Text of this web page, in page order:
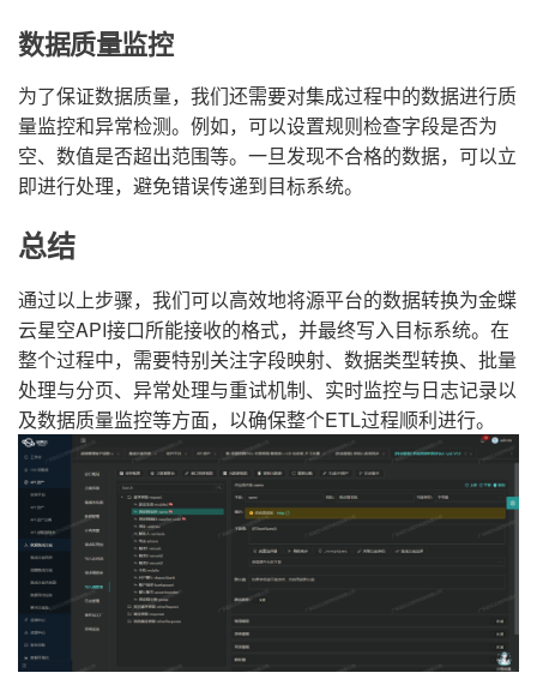
数据质量监控
为了保证数据质量，我们还需要对集成过程中的数据进行质
量监控和异常检测。例如，可以设置规则检查字段是否为
空、数值是否超出范围等。一旦发现不合格的数据，可以立
即进行处理，避免错误传递到目标系统。
总结
通过以上步骤，我们可以高效地将源平台的数据转换为金蝶
云星空API接口所能接收的格式，并最终写入目标系统。在
整个过程中，需要特别关注字段映射、数据类型转换、批量
处理与分页、异常处理与重试机制、实时监控与日志记录以
及数据质量监控等方面，以确保整个ETL过程顺利进行。